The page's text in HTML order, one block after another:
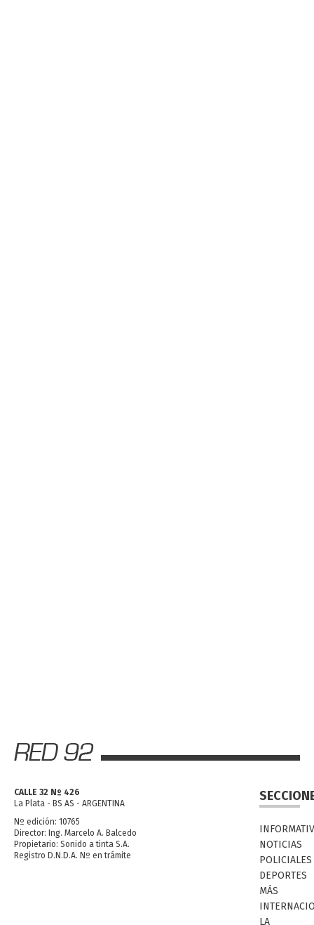
CALLE 32 Nº 426
La Plata - BS AS - ARGENTINA
Nº edición: 10765
Director: Ing. Marcelo A. Balcedo
Propietario: Sonido a tinta S.A.
Registro D.N.D.A. Nº en trámite
NOTICIAS
POLICIALES
DEPORTES
MÁS
LA